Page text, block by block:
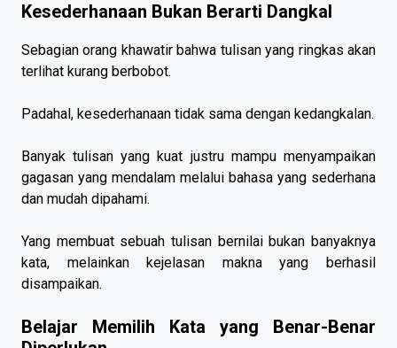
Kesederhanaan Bukan Berarti Dangkal
Sebagian orang khawatir bahwa tulisan yang ringkas akan
terlihat kurang berbobot.
Padahal, kesederhanaan tidak sama dengan kedangkalan.
Banyak tulisan yang kuat justru mampu menyampaikan
gagasan yang mendalam melalui bahasa yang sederhana
dan mudah dipahami.
Yang membuat sebuah tulisan bernilai bukan banyaknya
kata, melainkan kejelasan makna yang berhasil
disampaikan.
Belajar Memilih Kata yang Benar-Benar